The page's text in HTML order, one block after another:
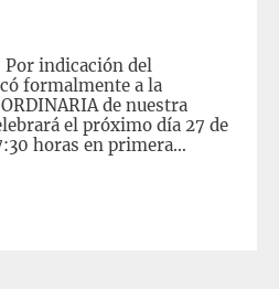
Por indicación del
formalmente a la
de nuestra
el próximo día 27 de
horas en primera
de la CGE Confederación
Calle Maestro
con el orden del día que